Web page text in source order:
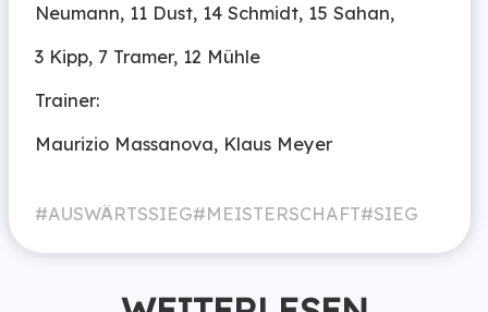
Neumann, 11 Dust, 14 Schmidt, 15 Sahan,
3 Kipp, 7 Tramer, 12 Mühle
Trainer:
Maurizio Massanova, Klaus Meyer
AUSWÄRTSSIEG MEISTERSCHAFT SIEG